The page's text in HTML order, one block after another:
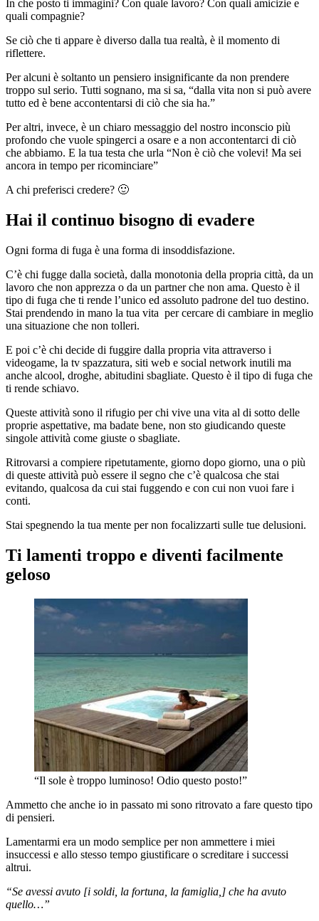
In che posto ti immagini? Con quale lavoro? Con quali amicizie e
quali compagnie?
Se ciò che ti appare è diverso dalla tua realtà, è il momento di
riflettere.
Per alcuni è soltanto un pensiero insignificante da non prendere
troppo sul serio. Tutti sognano, ma si sa, “dalla vita non si può avere
tutto ed è bene accontentarsi di ciò che sia ha.”
Per altri, invece, è un chiaro messaggio del nostro inconscio più
profondo che vuole spingerci a osare e a non accontentarci di ciò
che abbiamo. E la tua testa che urla “Non è ciò che volevi! Ma sei
ancora in tempo per ricominciare”
A chi preferisci credere? 🙂
Hai il continuo bisogno di evadere
Ogni forma di fuga è una forma di insoddisfazione.
C’è chi fugge dalla società, dalla monotonia della propria città, da un
lavoro che non apprezza o da un partner che non ama. Questo è il
tipo di fuga che ti rende l’unico ed assoluto padrone del tuo destino.
Stai prendendo in mano la tua vita per cercare di cambiare in meglio
una situazione che non tolleri.
E poi c’è chi decide di fuggire dalla propria vita attraverso i
videogame, la tv spazzatura, siti web e social network inutili ma
anche alcool, droghe, abitudini sbagliate. Questo è il tipo di fuga che
ti rende schiavo.
Queste attività sono il rifugio per chi vive una vita al di sotto delle
proprie aspettative, ma badate bene, non sto giudicando queste
singole attività come giuste o sbagliate.
Ritrovarsi a compiere ripetutamente, giorno dopo giorno, una o più
di queste attività può essere il segno che c’è qualcosa che stai
evitando, qualcosa da cui stai fuggendo e con cui non vuoi fare i
conti.
Stai spegnendo la tua mente per non focalizzarti sulle tue delusioni.
Ti lamenti troppo e diventi facilmente
geloso
“Il sole è troppo luminoso! Odio questo posto!”
Ammetto che anche io in passato mi sono ritrovato a fare questo tipo
di pensieri.
Lamentarmi era un modo semplice per non ammettere i miei
insuccessi e allo stesso tempo giustificare o screditare i successi
altrui.
“Se avessi avuto [i soldi, la fortuna, la famiglia,] che ha avuto
quello…”